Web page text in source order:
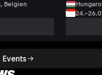
Events
Belgien